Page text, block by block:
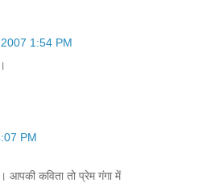
1:54 PM
PM
। आपकी कविता तो प्रेम गंगा में